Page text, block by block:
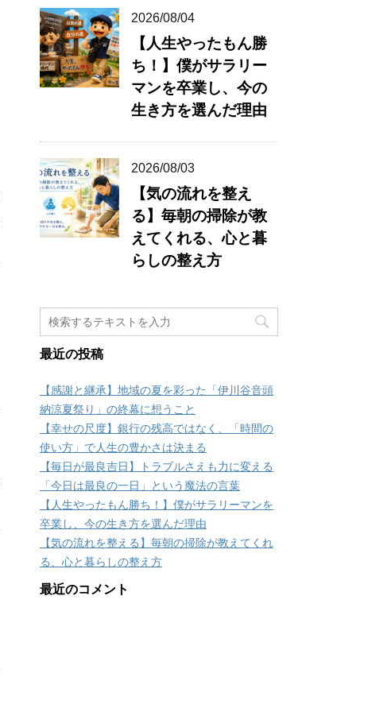
2026/08/04
【人生やったもん勝
ち！】僕がサラリー
マンを卒業し、今の
生き方を選んだ理由
2026/08/03
【気の流れを整え
る】毎朝の掃除が教
えてくれる、心と暮
らしの整え方
最近の投稿
【感謝と継承】地域の夏を彩った「伊川谷音頭
納涼夏祭り」の終幕に想うこと
【幸せの尺度】銀行の残高ではなく、「時間の
使い方」で人生の豊かさは決まる
【毎日が最良吉日】トラブルさえも力に変える
「今日は最良の一日」という魔法の言葉
【人生やったもん勝ち！】僕がサラリーマンを
卒業し、今の生き方を選んだ理由
【気の流れを整える】毎朝の掃除が教えてくれ
る、心と暮らしの整え方
最近のコメント